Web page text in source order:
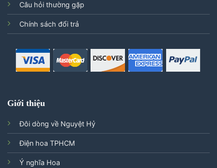
Câu hỏi thường gặp
Chính sách đổi trả
Giới thiệu
Đôi dòng về Nguyệt Hỷ
Điện hoa TPHCM
Ý nghĩa Hoa